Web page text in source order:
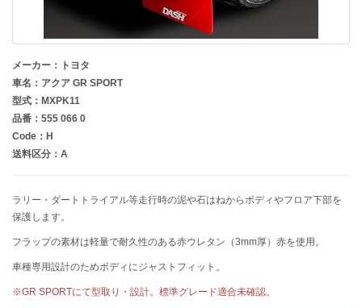
メーカー：トヨタ
車名：アクア GR SPORT
型式：MXPK11
品番：555 066 0
Code：H
送料区分：A
ラリー・ダートトライアル等走行時の泥や石はねからボディやフロア下部を
保護します。
フラップの素材は軽量で耐久性のある赤ウレタン（3mm厚）赤を使用。
車種専用設計のためボディにジャストフィット。
※GR SPORTにて型取り・設計。標準グレード適合未確認。